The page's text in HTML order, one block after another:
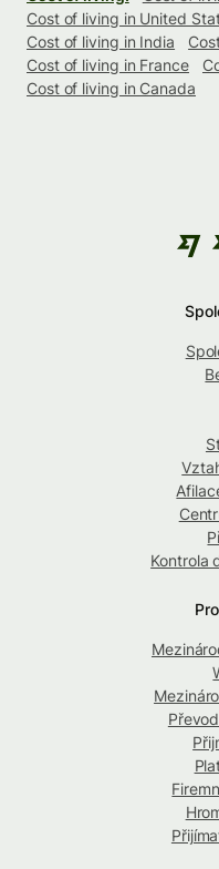
Cost of living in United
Cost of living in India
Cost of living in France
Cost of living in Canada
Kontrola